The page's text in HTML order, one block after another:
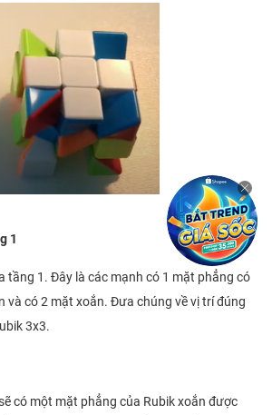
1
tầng 1. Đây là các mạnh có 1 mặt phẳng có
và có 2 mặt xoắn. Đưa chúng về vị trí đúng
3x3.
có một mặt phẳng của Rubik xoắn được